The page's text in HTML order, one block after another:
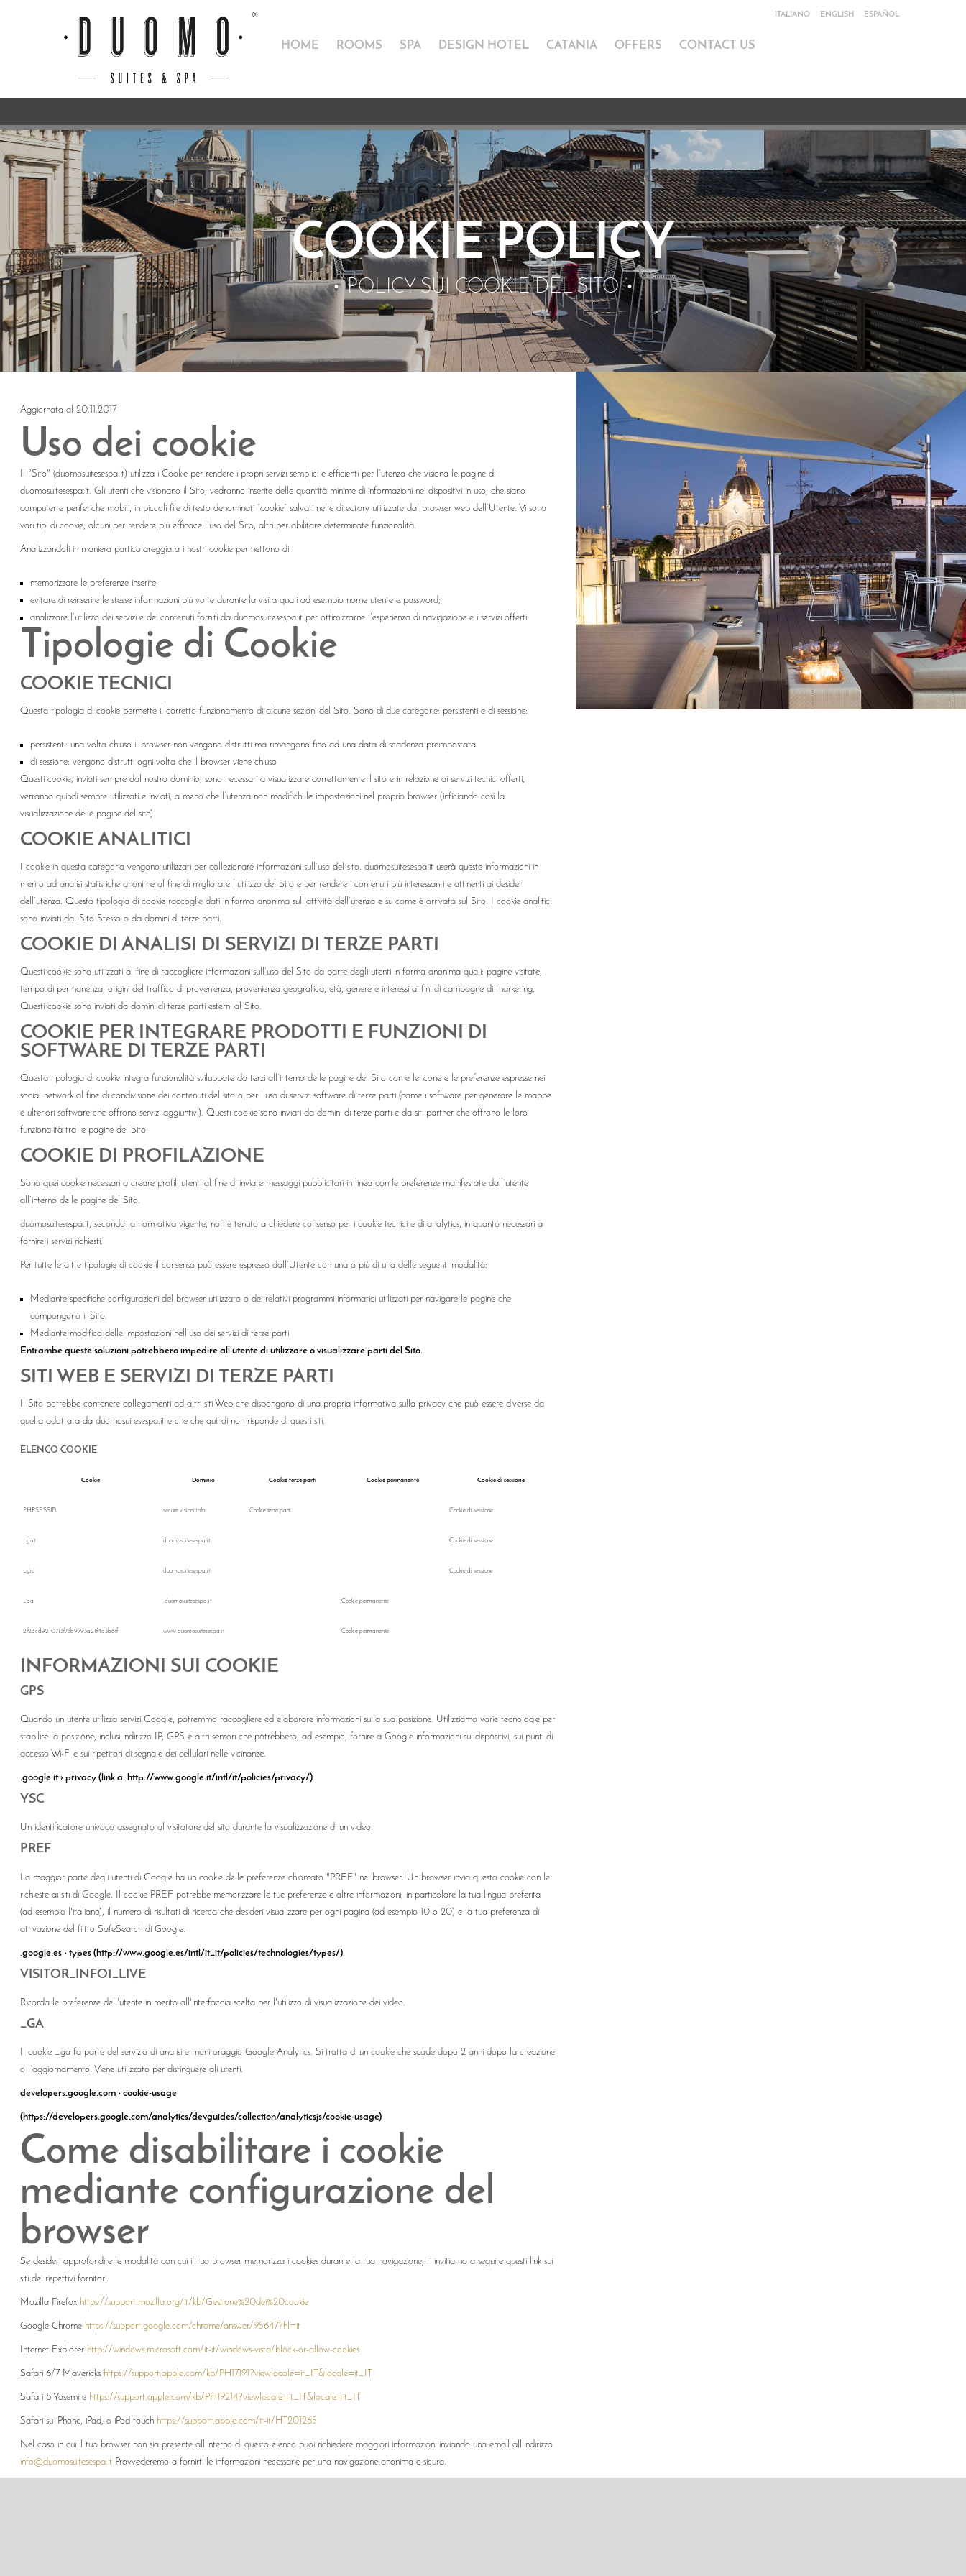
ITALIANO ENGLISH ESPAÑOL
HOME ROOMS SPA DESIGN HOTEL CATANIA OFFERS CONTACT US
COOKIE POLICY
POLICY SUI COOKIE DEL SITO
Aggiornata al 20.11.2017
Uso dei cookie
Il "Sito" (duomosuitesespa.it) utilizza i Cookie per rendere i propri servizi semplici e efficienti per l’utenza che visiona le pagine di
duomosuitesespa.it. Gli utenti che visionano il Sito, vedranno inserite delle quantità minime di informazioni nei dispositivi in uso, che siano
computer e periferiche mobili, in piccoli file di testo denominati “cookie” salvati nelle directory utilizzate dal browser web dell’Utente. Vi sono
vari tipi di cookie, alcuni per rendere più efficace l’uso del Sito, altri per abilitare determinate funzionalità.
Analizzandoli in maniera particolareggiata i nostri cookie permettono di:
memorizzare le preferenze inserite;
evitare di reinserire le stesse informazioni più volte durante la visita quali ad esempio nome utente e password;
analizzare l’utilizzo dei servizi e dei contenuti forniti da duomosuitesespa.it per ottimizzarne l’esperienza di navigazione e i servizi offerti.
Tipologie di Cookie
COOKIE TECNICI
Questa tipologia di cookie permette il corretto funzionamento di alcune sezioni del Sito. Sono di due categorie: persistenti e di sessione:
persistenti: una volta chiuso il browser non vengono distrutti ma rimangono fino ad una data di scadenza preimpostata
di sessione: vengono distrutti ogni volta che il browser viene chiuso
Questi cookie, inviati sempre dal nostro dominio, sono necessari a visualizzare correttamente il sito e in relazione ai servizi tecnici offerti,
verranno quindi sempre utilizzati e inviati, a meno che l’utenza non modifichi le impostazioni nel proprio browser (inficiando così la
visualizzazione delle pagine del sito).
COOKIE ANALITICI
I cookie in questa categoria vengono utilizzati per collezionare informazioni sull’uso del sito. duomosuitesespa.it userà queste informazioni in
merito ad analisi statistiche anonime al fine di migliorare l’utilizzo del Sito e per rendere i contenuti più interessanti e attinenti ai desideri
dell’utenza. Questa tipologia di cookie raccoglie dati in forma anonima sull’attività dell’utenza e su come è arrivata sul Sito. I cookie analitici
sono inviati dal Sito Stesso o da domini di terze parti.
COOKIE DI ANALISI DI SERVIZI DI TERZE PARTI
Questi cookie sono utilizzati al fine di raccogliere informazioni sull’uso del Sito da parte degli utenti in forma anonima quali: pagine visitate,
tempo di permanenza, origini del traffico di provenienza, provenienza geografica, età, genere e interessi ai fini di campagne di marketing.
Questi cookie sono inviati da domini di terze parti esterni al Sito.
COOKIE PER INTEGRARE PRODOTTI E FUNZIONI DI
SOFTWARE DI TERZE PARTI
Questa tipologia di cookie integra funzionalità sviluppate da terzi all’interno delle pagine del Sito come le icone e le preferenze espresse nei
social network al fine di condivisione dei contenuti del sito o per l’uso di servizi software di terze parti (come i software per generare le mappe
e ulteriori software che offrono servizi aggiuntivi). Questi cookie sono inviati da domini di terze parti e da siti partner che offrono le loro
funzionalità tra le pagine del Sito.
COOKIE DI PROFILAZIONE
Sono quei cookie necessari a creare profili utenti al fine di inviare messaggi pubblicitari in linea con le preferenze manifestate dall’utente
all’interno delle pagine del Sito.
duomosuitesespa.it, secondo la normativa vigente, non è tenuto a chiedere consenso per i cookie tecnici e di analytics, in quanto necessari a
fornire i servizi richiesti.
Per tutte le altre tipologie di cookie il consenso può essere espresso dall’Utente con una o più di una delle seguenti modalità:
Mediante specifiche configurazioni del browser utilizzato o dei relativi programmi informatici utilizzati per navigare le pagine che
compongono il Sito.
Mediante modifica delle impostazioni nell’uso dei servizi di terze parti
Entrambe queste soluzioni potrebbero impedire all’utente di utilizzare o visualizzare parti del Sito.
SITI WEB E SERVIZI DI TERZE PARTI
Il Sito potrebbe contenere collegamenti ad altri siti Web che dispongono di una propria informativa sulla privacy che può essere diverse da
quella adottata da duomosuitesespa.it e che che quindi non risponde di questi siti.
ELENCO COOKIE
Cookie Dominio Cookie terze parti Cookie permanente Cookie di sessione
PHPSESSID secure.visioni.info Cookie terze parti Cookie di sessione
_gat duomosuitesespa.it Cookie di sessione
_gid duomosuitesespa.it Cookie di sessione
_ga .duomosuitesespa.it Cookie permanente
2f2acd9210713f75b9793a21f4a3b8ff www.duomosuitesespa.it Cookie permanente
INFORMAZIONI SUI COOKIE
GPS
Quando un utente utilizza servizi Google, potremmo raccogliere ed elaborare informazioni sulla sua posizione. Utilizziamo varie tecnologie per
stabilire la posizione, inclusi indirizzo IP, GPS e altri sensori che potrebbero, ad esempio, fornire a Google informazioni sui dispositivi, sui punti di
accesso Wi-Fi e sui ripetitori di segnale dei cellulari nelle vicinanze.
.google.it › privacy (link a: http://www.google.it/intl/it/policies/privacy/)
YSC
Un identificatore univoco assegnato al visitatore del sito durante la visualizzazione di un video.
PREF
La maggior parte degli utenti di Google ha un cookie delle preferenze chiamato "PREF" nei browser. Un browser invia questo cookie con le
richieste ai siti di Google. Il cookie PREF potrebbe memorizzare le tue preferenze e altre informazioni, in particolare la tua lingua preferita
(ad esempio l'italiano), il numero di risultati di ricerca che desideri visualizzare per ogni pagina (ad esempio 10 o 20) e la tua preferenza di
attivazione del filtro SafeSearch di Google.
.google.es › types (http://www.google.es/intl/it_it/policies/technologies/types/)
VISITOR_INFO1_LIVE
Ricorda le preferenze dell'utente in merito all'interfaccia scelta per l'utilizzo di visualizzazione dei video.
_GA
Il cookie _ga fa parte del servizio di analisi e monitoraggio Google Analytics. Si tratta di un cookie che scade dopo 2 anni dopo la creazione
o l’aggiornamento. Viene utilizzato per distinguere gli utenti.
developers.google.com › cookie-usage
(https://developers.google.com/analytics/devguides/collection/analyticsjs/cookie-usage)
Come disabilitare i cookie
mediante configurazione del
browser
Se desideri approfondire le modalità con cui il tuo browser memorizza i cookies durante la tua navigazione, ti invitiamo a seguire questi link sui
siti dei rispettivi fornitori.
Mozilla Firefox https://support.mozilla.org/it/kb/Gestione%20dei%20cookie
Google Chrome https://support.google.com/chrome/answer/95647?hl=it
Internet Explorer http://windows.microsoft.com/it-it/windows-vista/block-or-allow-cookies
Safari 6/7 Mavericks https://support.apple.com/kb/PH17191?viewlocale=it_IT&locale=it_IT
Safari 8 Yosemite https://support.apple.com/kb/PH19214?viewlocale=it_IT&locale=it_IT
Safari su iPhone, iPad, o iPod touch https://support.apple.com/it-it/HT201265
Nel caso in cui il tuo browser non sia presente all'interno di questo elenco puoi richiedere maggiori informazioni inviando una email all'indirizzo
info@duomosuitesespa.it Provvederemo a fornirti le informazioni necessarie per una navigazione anonima e sicura.